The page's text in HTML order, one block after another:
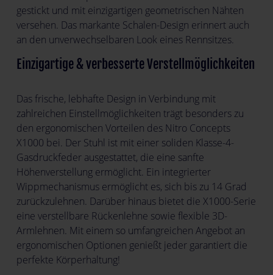
gestickt und mit einzigartigen geometrischen Nähten
versehen. Das markante Schalen-Design erinnert auch
an den unverwechselbaren Look eines Rennsitzes.
Einzigartige & verbesserte Verstellmöglichkeiten
Das frische, lebhafte Design in Verbindung mit
zahlreichen Einstellmöglichkeiten trägt besonders zu
den ergonomischen Vorteilen des Nitro Concepts
X1000 bei. Der Stuhl ist mit einer soliden Klasse-4-
Gasdruckfeder ausgestattet, die eine sanfte
Höhenverstellung ermöglicht. Ein integrierter
Wippmechanismus ermöglicht es, sich bis zu 14 Grad
zurückzulehnen. Darüber hinaus bietet die X1000-Serie
eine verstellbare Rückenlehne sowie flexible 3D-
Armlehnen. Mit einem so umfangreichen Angebot an
ergonomischen Optionen genießt jeder garantiert die
perfekte Körperhaltung!